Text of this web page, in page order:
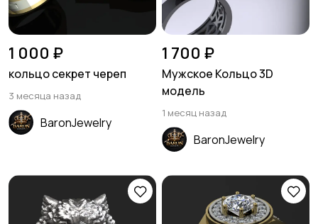
1 000 ₽
кольцо секрет череп
3 месяца назад
BaronJewelry
1 700 ₽
Мужское Кольцо 3D
модель
1 месяц назад
BaronJewelry